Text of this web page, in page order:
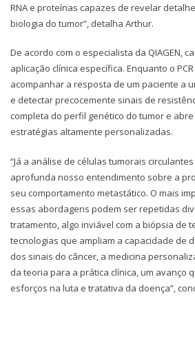
RNA e proteínas capazes de revelar
biologia do tumor”, detalha Arthur.
De acordo com o especialista da QIAGEN,
aplicação clínica específica. Enquanto o
acompanhar a resposta de um paciente a
e detectar precocemente sinais de
completa do perfil genético do tumor e
estratégias altamente personalizadas.
“Já a análise de células tumorais
aprofunda nosso entendimento sobre a
seu comportamento metastático. O mais
essas abordagens podem ser repetidas
tratamento, algo inviável com a biópsia de
tecnologias que ampliam a capacidade de
dos sinais do câncer, a medicina
da teoria para a prática clínica, um avanço
esforços na luta e tratativa da doença”,